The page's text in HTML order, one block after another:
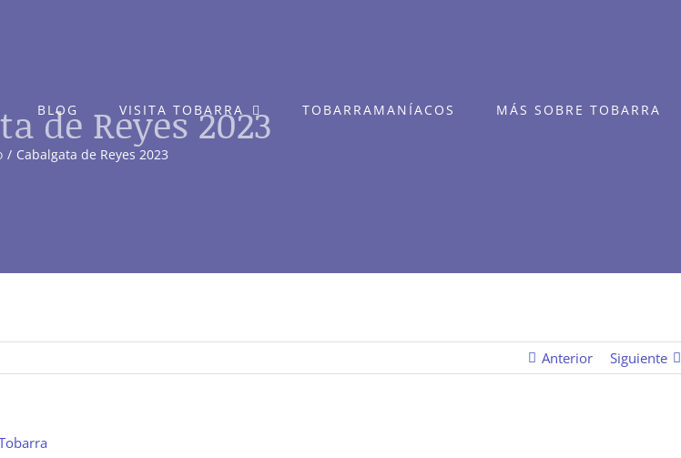
BLOG VISITA TOBARRA TOBARRAMANÍACOS MÁS SOBRE TOBARRA
de Reyes 2023
Cabalgata de Reyes 2023
Anterior Siguiente